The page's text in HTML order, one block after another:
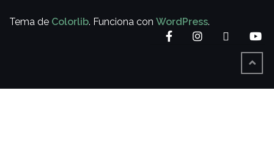
Tema de Colorlib. Funciona con WordPress.
FacebookInstagram
Twitter